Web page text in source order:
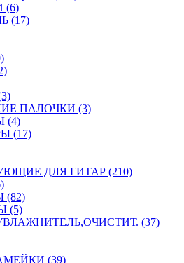
(6)
(17)
ПАЛОЧКИ (3)
(4)
(17)
ДЛЯ ГИТАР (210)
(5)
(37)
(39)